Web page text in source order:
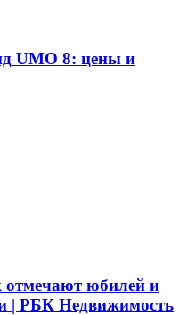
UMO 8: цены и
юбилей и
| РБК Недвижимость